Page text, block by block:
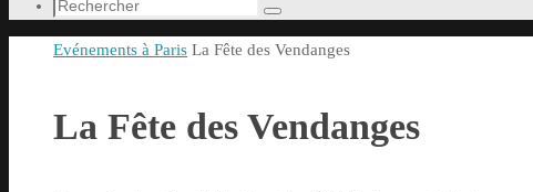
Recherche
:
Rechercher
Accueil
Evénements à Paris La Fête des Vendanges
La Fête des Vendanges